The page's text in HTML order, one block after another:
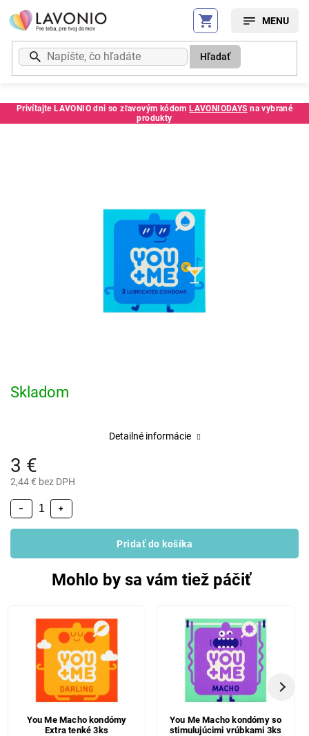
Prejsť
na
obsah
Privítajte LAVONIO dni so zľavovým kódom LAVONIODAYS na vybrané
produkty
Hľadať
Kód: 816TH126
3 €
2,44 € bez DPH
Skladom
+
−
Pridať do košíka
Detailné informácie
Mohlo by sa vám tiež páčiť
You Me Macho kondómy
Extra tenké 3ks
You Me Macho kondómy so
stimulujúcimi vrúbkami 3ks